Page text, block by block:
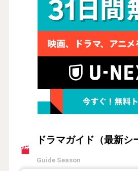
ドラマガイド（最新シ
Guide Season